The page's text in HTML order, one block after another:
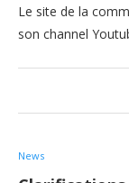
Le site de la
son channel
News